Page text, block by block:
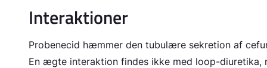
Interaktioner
Probenecid hæmmer den tubulære sekretion af
En ægte interaktion findes ikke med loop-